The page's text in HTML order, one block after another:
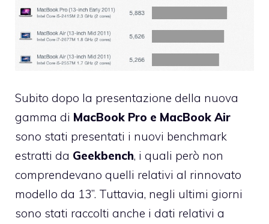
Subito dopo la presentazione della nuova
gamma di MacBook Pro e MacBook Air
sono stati presentati i nuovi benchmark
estratti da Geekbench, i quali però non
comprendevano quelli relativi al rinnovato
modello da 13”. Tuttavia, negli ultimi giorni
sono stati raccolti anche i dati relativi a